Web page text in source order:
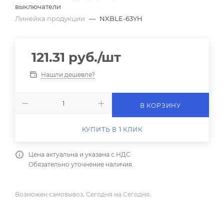
выключатели
Линейка продукции — NXBLE-63YH
121.31 руб./шт
Нашли дешевле?
В КОРЗИНУ
КУПИТЬ В 1 КЛИК
Цена актуальна и указана с НДС.
Обязательно уточнение наличия.
Возможен самовывоз, Сегодня на Сегодня.